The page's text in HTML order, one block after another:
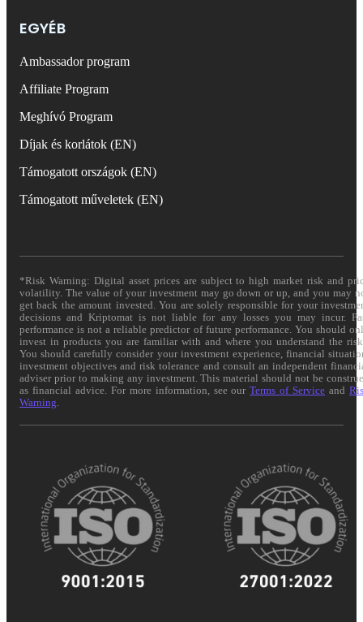
EGYÉB
Ambassador program
Affiliate Program
Meghívó Program
Díjak és korlátok (EN)
Támogatott országok (EN)
Támogatott műveletek (EN)
*Risk Warning: Digital asset prices are subject to high market risk and
volatility. The value of your investment may go down or up, and you may
get back the amount invested. You are solely responsible for your
decisions and Kriptomat is not liable for any losses you may incur.
performance is not a reliable predictor of future performance. You should
invest in products you are familiar with and where you understand the
You should carefully consider your investment experience, financial
investment objectives and risk tolerance and consult an independent
adviser prior to making any investment. This material should not be
as financial advice. For more information, see ourTerms of Service and
Warning